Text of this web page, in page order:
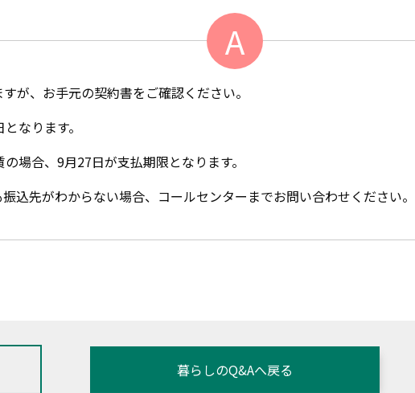
A
が、お手元の契約書をご確認ください。
なります。
場合、9月27日が支払期限となります。
込先がわからない場合、コールセンターまでお問い合わせください。
暮らしのQ&Aへ戻る